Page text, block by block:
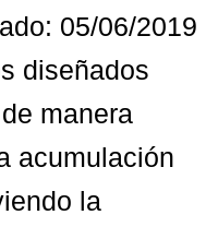
05/06/2019
diseñados
manera
acumulación
la